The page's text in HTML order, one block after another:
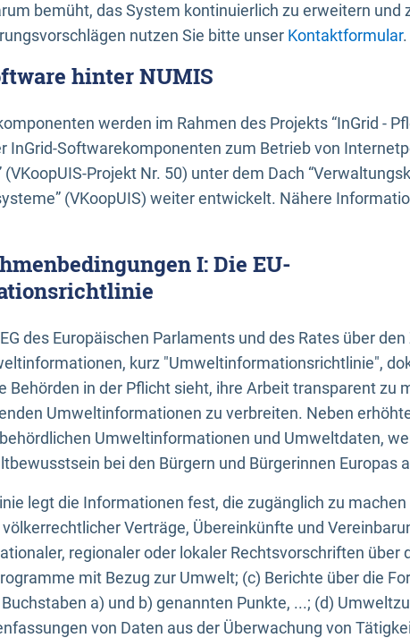
bemüht, das System kontinuierlich zu erweitern und
nutzen Sie bitte unser Kontaktformular.
hinter NUMIS
werden im Rahmen des Projekts “InGrid -
InGrid-Softwarekomponenten zum Betrieb von
Projekt Nr. 50) unter dem Dach
(VKoopUIS) weiter entwickelt. Nähere
I: Die EU-
des Europäischen Parlaments und des Rates über
kurz "Umweltinformationsrichtlinie",
Behörden in der Pflicht sieht, ihre Arbeit transparent zu
Umweltinformationen zu verbreiten. Neben
Umweltinformationen und Umweltdaten,
bei den Bürgern und Bürgerinnen Europas
legt die Informationen fest, die zugänglich zu
Verträge, Übereinkünfte und
regionaler oder lokaler Rechtsvorschriften über
mit Bezug zur Umwelt; (c) Berichte über die
a) und b) genannten Punkte, ...; (d)
von Daten aus der Überwachung von